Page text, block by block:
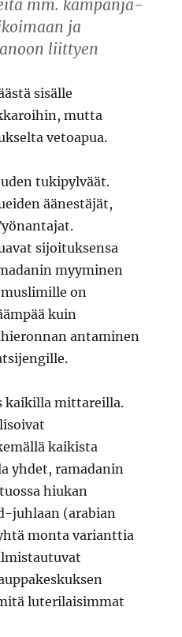
mm. kampanja-
ja
liittyen
sisälle
mutta
vetoapua.
tukipylväät.
äänestäjät,
sijoituksensa
myyminen
on
kuin
antaminen
kaikilla mittareilla.
kaikista
yhdet, ramadanin
hiukan
juhlaan (arabian
monta varianttia
luterilaisimmat